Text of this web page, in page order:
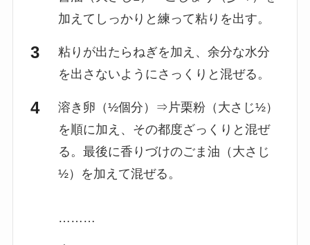
加えてしっかりと練って粘りを出す。
粘りが出たらねぎを加え、余分な水分
を出さないようにさっくりと混ぜる。
溶き卵（½個分）⇒片栗粉（大さじ½）
を順に加え、その都度ざっくりと混ぜ
る。最後に香りづけのごま油（大さじ
½）を加えて混ぜる。
………